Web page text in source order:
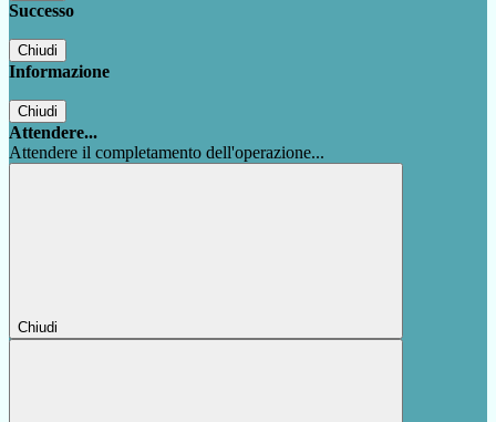
Successo
Chiudi
Informazione
Chiudi
Attendere...
Attendere il completamento dell'operazione...
Chiudi